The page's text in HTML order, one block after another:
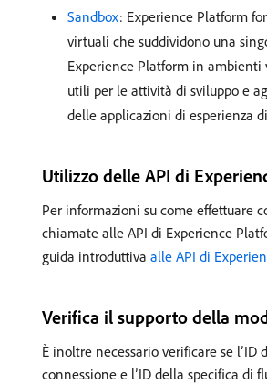
Sandbox: Experience Platform
virtuali che suddividono una
Experience Platform in ambienti
utili per le attività di sviluppo e
delle applicazioni di esperienza
Utilizzo delle API di
Per informazioni su come effettuare
chiamate alle API di Experience
guida introduttiva alle API di
Verifica il supporto della
È inoltre necessario verificare se l’ID
connessione e l’ID della specifica di